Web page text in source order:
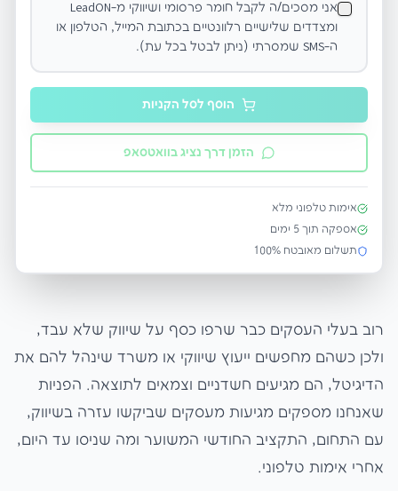
אני מסכים/ה לקבל חומר פרסומי ושיווקי מ-LeadON
ומצדדים שלישיים רלוונטיים בכתובת המייל, הטלפון או
ה-SMS שמסרתי (ניתן לבטל בכל עת).
הוסף לסל הקניות
הזמן דרך נציג בוואטסאפ
אימות טלפוני מלא
אספקה תוך 5 ימים
תשלום מאובטח 100%
רוב בעלי העסקים כבר שרפו כסף על שיווק שלא עבד,
ולכן כשהם מחפשים ייעוץ שיווקי או משרד שינהל להם את
הדיגיטל, הם מגיעים חשדניים וצמאים לתוצאה. הפניות
שאנחנו מספקים מגיעות מעסקים שביקשו עזרה בשיווק,
עם התחום, התקציב החודשי המשוער ומה שניסו עד היום,
אחרי אימות טלפוני.